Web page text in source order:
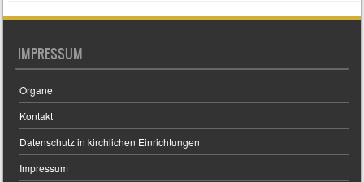
IMPRESSUM
Organe
Kontakt
Datenschutz in kirchlichen Einrichtungen
Impressum